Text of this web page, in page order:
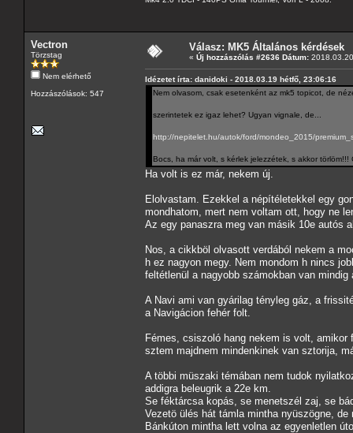
Vectron
Törzstag
Nem elérhető
Hozzászólások: 547
Válasz: MK5 Általános kérdések
« Új hozzászólás #2636 Dátum:
Idézetet írta: danidoki - 2018.03.19 hétfő, 23:06:16
Nem olvasom, csak esetenként az mk5 topicot, de
szerintetek ez igaz lehet? Ugyan vignale, de...
http://nepitelet.hu/autok/ford/mondeo_2015/
Bocs, ha már volt, s kérlek jelezzétek, s akkor
Ha volt is ez már, nekem új.
Elolvastam. Ezekkel a népítéletekkel egy
mondhatom, mert nem voltam ott, hogy ne
Az egy panaszra meg van másik 10e autós
Nos, a cikkböl olvasott verdából nekem a
h ez nagyon megy. Nem mondom h nincs
feltétlenül a nagyobb számokban van
A Navi ami van gyárilag tényleg gáz, a
a Navigácion fehér folt.
Fémes, csiszoló hang nekem is volt,
sztem majdnem mindenkinek van sztorija,
A többi müszaki témában nem tudok
addigra beleugrik a 22e km.
Se féktárcsa kopás, se menetszél zaj, se
Vezetö ülés hát támla mintha nyüszögne,
Bánkúton mintha lett volna az egyenletlen